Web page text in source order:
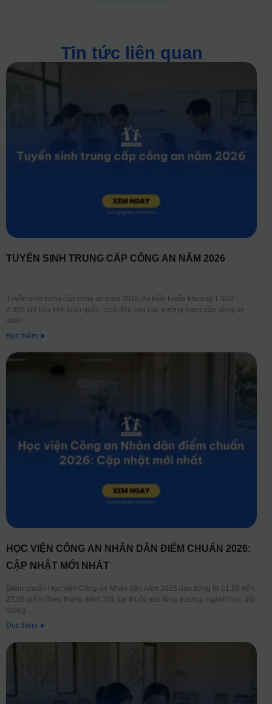
Tin tức liên quan
TUYỂN SINH TRUNG CẤP CÔNG AN NĂM 2026
Tuyển sinh trung cấp công an năm 2026 dự kiến tuyển khoảng 1.500 –
2.000 chỉ tiêu trên toàn quốc, chia đều cho các trường trung cấp công an
nhân
Đọc thêm ➤
HỌC VIỆN CÔNG AN NHÂN DÂN ĐIỂM CHUẨN 2026:
CẬP NHẬT MỚI NHẤT
Điểm chuẩn Học viện Công an Nhân dân năm 2025 dao động từ 21,50 đến
27,85 điểm (theo thang điểm 30), tùy thuộc vào từng trường, ngành học, đối
tượng
Đọc thêm ➤